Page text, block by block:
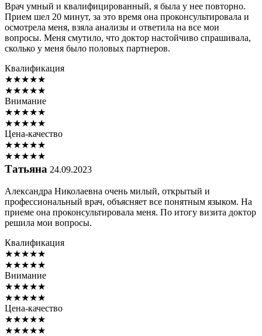
Врач умный и квалифицированный, я была у нее повторно.
Прием шел 20 минут, за это время она проконсультировала и
осмотрела меня, взяла анализы и ответила на все мои
вопросы. Меня смутило, что доктор настойчиво спрашивала,
сколько у меня было половых партнеров.
Квалификация
★★★★★
★★★★★
Внимание
★★★★★
★★★★★
Цена-качество
★★★★★
★★★★★
Татьяна 24.09.2023
Александра Николаевна очень милый, открытый и
профессиональный врач, объясняет все понятным языком. На
приеме она проконсультировала меня. По итогу визита доктор
решила мои вопросы.
Квалификация
★★★★★
★★★★★
Внимание
★★★★★
★★★★★
Цена-качество
★★★★★
★★★★★